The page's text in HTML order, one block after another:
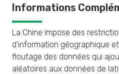
Informations
La Chine impose des
d'information géographique
floutage des données qui
aléatoires aux données de